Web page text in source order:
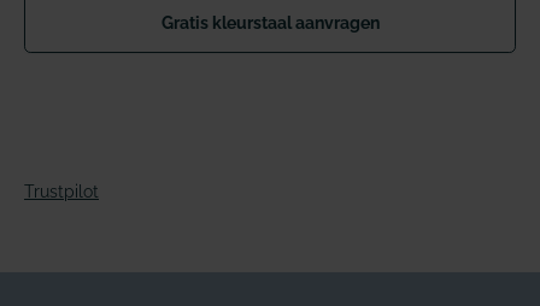
Gratis kleurstaal aanvragen
Trustpilot